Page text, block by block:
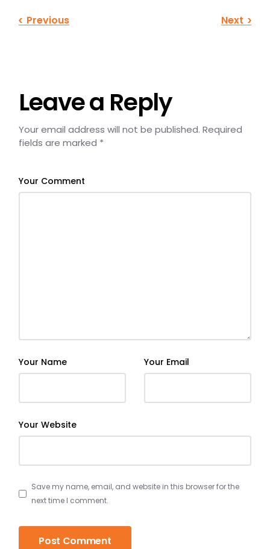
Previous Next
Leave a Reply
Your email address will not be published. Required
fields are marked *
Your Comment
Your Name Your Email
Your Website
Save my name, email, and website in this browser for the
next time I comment.
Post Comment